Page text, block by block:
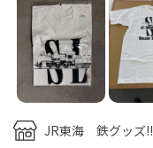
JR東海 鉄グッズ!!